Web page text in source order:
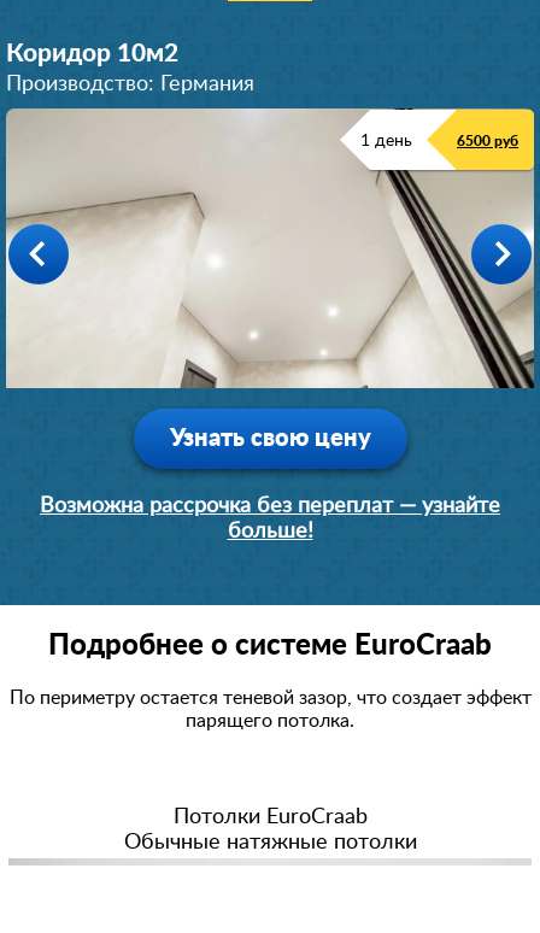
Коридор 10м2
Производство: Германия
1 день 6500 руб
Санузел 6м2
Производство: Германия
Комната 14 м2
Производство: Германия
Узнать свою цену
Возможна рассрочка без переплат — узнайте
больше!
Подробнее о системе EuroCraab
По периметру остается теневой зазор, что создает эффект
парящего потолка.
Потолки EuroCraab
Обычные натяжные потолки